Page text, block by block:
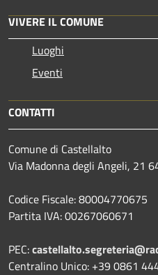
VIVERE IL COMUNE
Luoghi
Eventi
CONTATTI
Comune di Castellalto
Via Madonna degli Angeli, 21
Codice Fiscale: 80004770675
Partita IVA: 00267060671
PEC:
Centralino Unico: +39 0861